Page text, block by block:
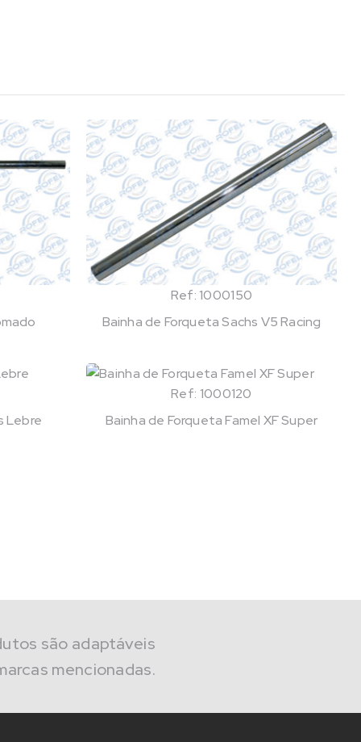
Ref: 1000150
Bainha de Forqueta Sachs V5 Racing
Lebre
Ref: 1000120
Bainha de Forqueta Famel XF Super
são adaptáveis
mencionadas.